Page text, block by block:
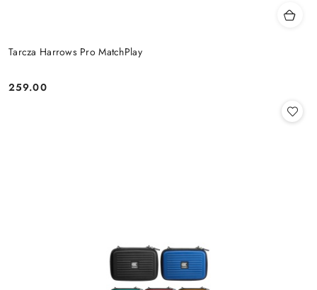
Tarcza Harrows Pro MatchPlay
Cena:
259.00